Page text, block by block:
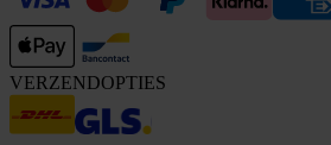
VERZENDOPTIES